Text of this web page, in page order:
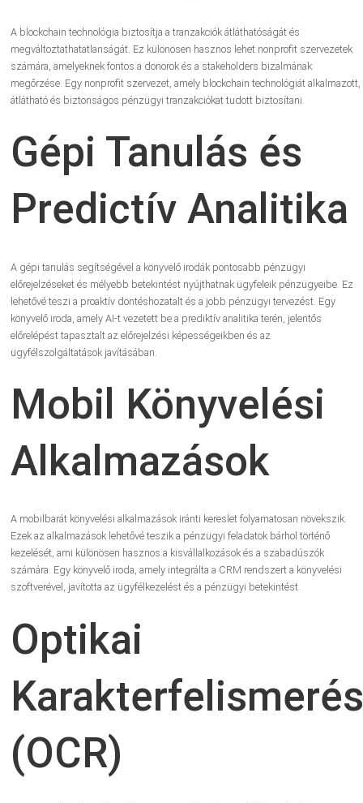
A blockchain technológia biztosítja a tranzakciók átláthatóságát és
megváltoztathatatlanságát. Ez különösen hasznos lehet nonprofit szervezetek
számára, amelyeknek fontos a donorok és a stakeholders bizalmának
megőrzése. Egy nonprofit szervezet, amely blockchain technológiát alkalmazott,
átlátható és biztonságos pénzügyi tranzakciókat tudott biztosítani.
Gépi Tanulás és
Predictív Analitika
A gépi tanulás segítségével a könyvelő irodák pontosabb pénzügyi
előrejelzéseket és mélyebb betekintést nyújthatnak ügyfeleik pénzügyeibe. Ez
lehetővé teszi a proaktív döntéshozatalt és a jobb pénzügyi tervezést. Egy
könyvelő iroda, amely AI-t vezetett be a prediktív analitika terén, jelentős
előrelépést tapasztalt az előrejelzési képességeikben és az
ügyfélszolgáltatások javításában.
Mobil Könyvelési
Alkalmazások
A mobilbarát könyvelési alkalmazások iránti kereslet folyamatosan növekszik.
Ezek az alkalmazások lehetővé teszik a pénzügyi feladatok bárhol történő
kezelését, ami különösen hasznos a kisvállalkozások és a szabadúszók
számára. Egy könyvelő iroda, amely integrálta a CRM rendszert a könyvelési
szoftverével, javította az ügyfélkezelést és a pénzügyi betekintést.
Optikai
Karakterfelismerés
(OCR)